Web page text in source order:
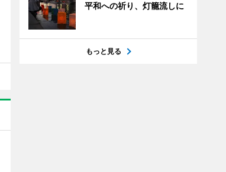
平和への祈り、灯籠流しに
もっと見る